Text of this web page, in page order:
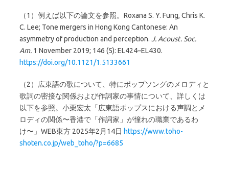
（1）例えば以下の論文を参照。Roxana S. Y. Fung, Chris K.
C. Lee; Tone mergers in Hong Kong Cantonese: An
asymmetry of production and perception. J. Acoust. Soc.
Am. 1 November 2019; 146 (5): EL424–EL430.
https://doi.org/10.1121/1.5133661
（2）広東語の歌について、特にポップソングのメロディと
歌詞の密接な関係および作詞家の事情について、詳しくは
以下を参照。小栗宏太「広東語ポップスにおける声調とメ
ロディの関係〜香港で「作詞家」が憧れの職業であるわ
け〜」WEB東方 2025年2月14日 https://www.toho-
shoten.co.jp/web_toho/?p=6685